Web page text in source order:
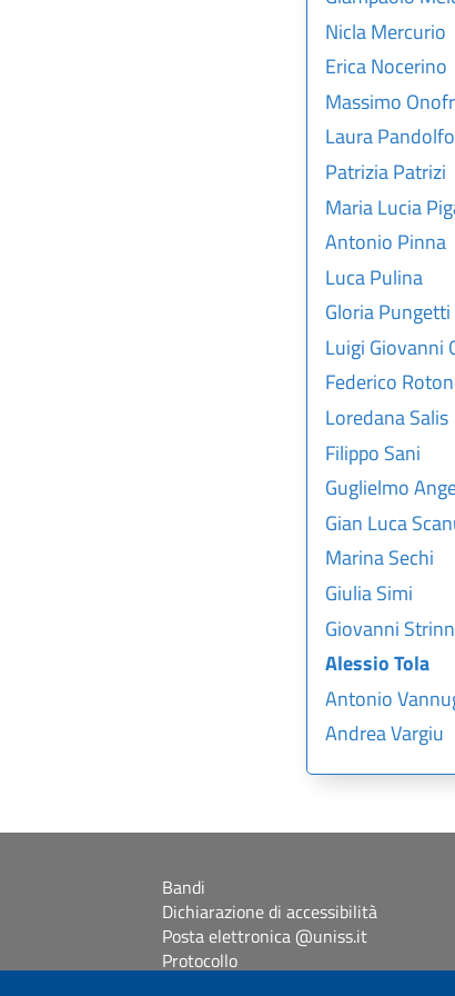
Nicla Mercurio
Erica Nocerino
Massimo
Laura Pandolfo
Patrizia Patrizi
Maria Lucia
Antonio Pinna
Luca Pulina
Gloria Pungetti
Luigi Giovanni
Federico
Loredana Salis
Filippo Sani
Guglielmo
Gian Luca
Marina Sechi
Giulia Simi
Giovanni
Alessio Tola
Antonio
Andrea Vargiu
Bandi
Dichiarazione di accessibilità
Posta elettronica @uniss.it
Protocollo